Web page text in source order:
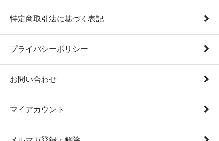
特定商取引法に基づく表記
プライバシーポリシー
お問い合わせ
マイアカウント